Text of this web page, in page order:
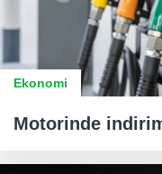
Ekonomi
Motorinde